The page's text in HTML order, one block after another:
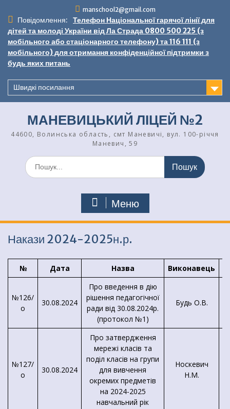
вмісту
manschool2@gmail.com
Повідомлення:
Телефон Національної гарячої лінії для
дітей та молоді України від Ла Страда 0800 500 225 (з
мобільного або стаціонарного телефону) та 116 111 (з
мобільного) для отримання конфіденційної підтримки з
будь яких питань
Швидкі посилання
МАНЕВИЦЬКИЙ ЛІЦЕЙ №2
44600, Волинська область, смт Маневичі, вул. 100-річчя
Маневич, 59
Шукати:
Меню
Накази 2024-2025н.р.
№ Дата Назва Виконавець
№126/
о
30.08.2024
Про введення в дію
рішення педагогічної
ради від 30.08.2024р.
(протокол №1)
Будь О.В.
№127/
о
30.08.2024
Про затвердження
мережі класів та
поділ класів на групи
для вивчення
окремих предметів
на 2024-2025
навчальний рік
Носкевич
Н.М.